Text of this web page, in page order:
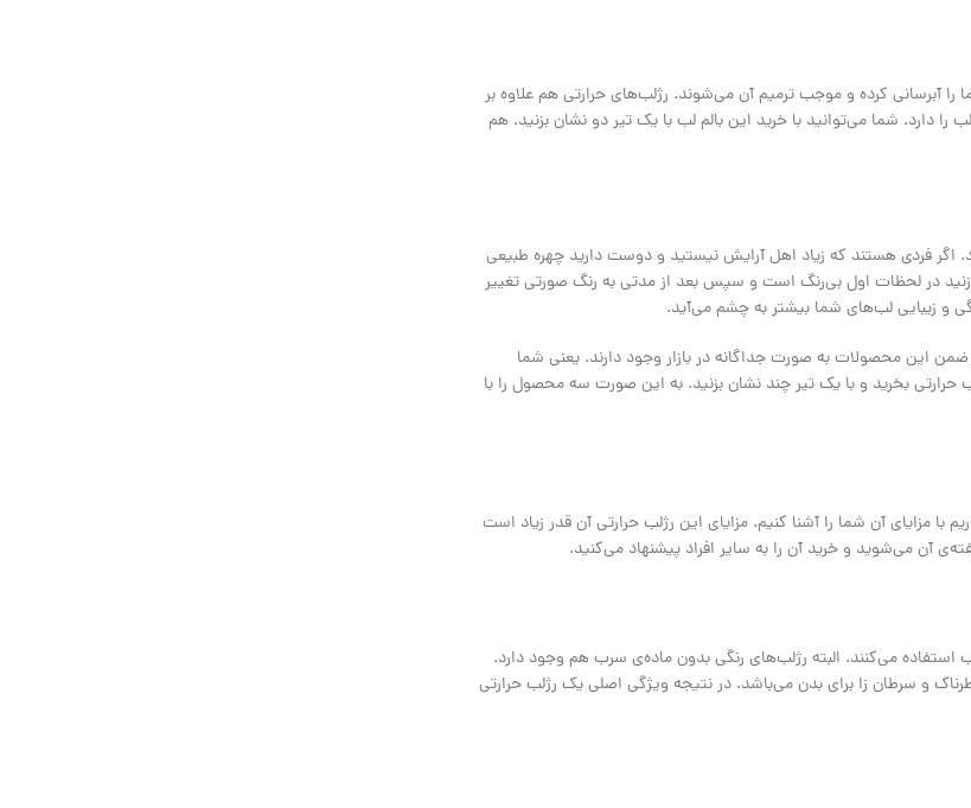
کرده و موجب ترمیم آن می‌شوند. رژلب‌های حرارتی هم علاوه بر
دارد. شما می‌توانید با خرید این بالم لب با یک تیر دو نشان بزنید. هم
اگر فردی هستند که زیاد اهل آرایش نیستید و دوست دارید چهره طبیعی
در لحظات اول بی‌رنگ است و سپس بعد از مدتی به رنگ صورتی تغییر
و زیبایی لب‌های شما بیشتر به چشم می‌آید.
این محصولات به صورت جداگانه در بازار وجود دارند. یعنی شما
حرارتی بخرید و با یک تیر چند نشان بزنید. به این صورت سه محصول را با
با مزایای آن شما را آشنا کنیم. مزایای این رژلب حرارتی آن قدر زیاد است
آن می‌شوید و خرید آن را به سایر افراد پیشنهاد می‌کنید.
استفاده می‌کنند. البته رژلب‌های رنگی بدون ماده‌ی سرب هم وجود دارد.
و سرطان زا برای بدن می‌باشد. در نتیجه ویژگی اصلی یک رژلب حرارتی